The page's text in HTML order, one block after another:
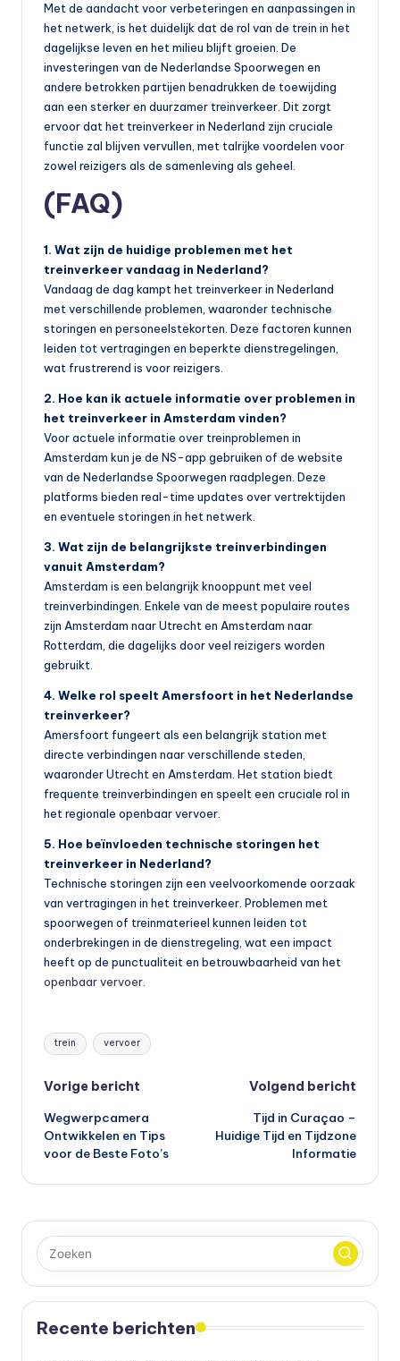
Met de aandacht voor verbeteringen en aanpassingen in
het netwerk, is het duidelijk dat de rol van de trein in het
dagelijkse leven en het milieu blijft groeien. De
investeringen van de Nederlandse Spoorwegen en
andere betrokken partijen benadrukken de toewijding
aan een sterker en duurzamer treinverkeer. Dit zorgt
ervoor dat het treinverkeer in Nederland zijn cruciale
functie zal blijven vervullen, met talrijke voordelen voor
zowel reizigers als de samenleving als geheel.
(FAQ)
1. Wat zijn de huidige problemen met het
treinverkeer vandaag in Nederland?
Vandaag de dag kampt het treinverkeer in Nederland
met verschillende problemen, waaronder technische
storingen en personeelstekorten. Deze factoren kunnen
leiden tot vertragingen en beperkte dienstregelingen,
wat frustrerend is voor reizigers.
2. Hoe kan ik actuele informatie over problemen in
het treinverkeer in Amsterdam vinden?
Voor actuele informatie over treinproblemen in
Amsterdam kun je de NS-app gebruiken of de website
van de Nederlandse Spoorwegen raadplegen. Deze
platforms bieden real-time updates over vertrektijden
en eventuele storingen in het netwerk.
3. Wat zijn de belangrijkste treinverbindingen
vanuit Amsterdam?
Amsterdam is een belangrijk knooppunt met veel
treinverbindingen. Enkele van de meest populaire routes
zijn Amsterdam naar Utrecht en Amsterdam naar
Rotterdam, die dagelijks door veel reizigers worden
gebruikt.
4. Welke rol speelt Amersfoort in het Nederlandse
treinverkeer?
Amersfoort fungeert als een belangrijk station met
directe verbindingen naar verschillende steden,
waaronder Utrecht en Amsterdam. Het station biedt
frequente treinverbindingen en speelt een cruciale rol in
het regionale openbaar vervoer.
5. Hoe beïnvloeden technische storingen het
treinverkeer in Nederland?
Technische storingen zijn een veelvoorkomende oorzaak
van vertragingen in het treinverkeer. Problemen met
spoorwegen of treinmaterieel kunnen leiden tot
onderbrekingen in de dienstregeling, wat een impact
heeft op de punctualiteit en betrouwbaarheid van het
openbaar vervoer
Tags:
trein vervoer
Bericht
navigatie
Vorige bericht
Wegwerpcamera
Ontwikkelen en Tips
voor de Beste Foto’s
Volgend bericht
Tijd in Curaçao –
Huidige Tijd en Tijdzone
Informatie
Recente berichten